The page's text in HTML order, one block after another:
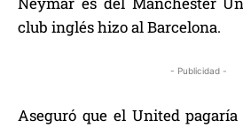
club inglés hizo al Barcelona.
- Publicidad -
Aseguró que el United